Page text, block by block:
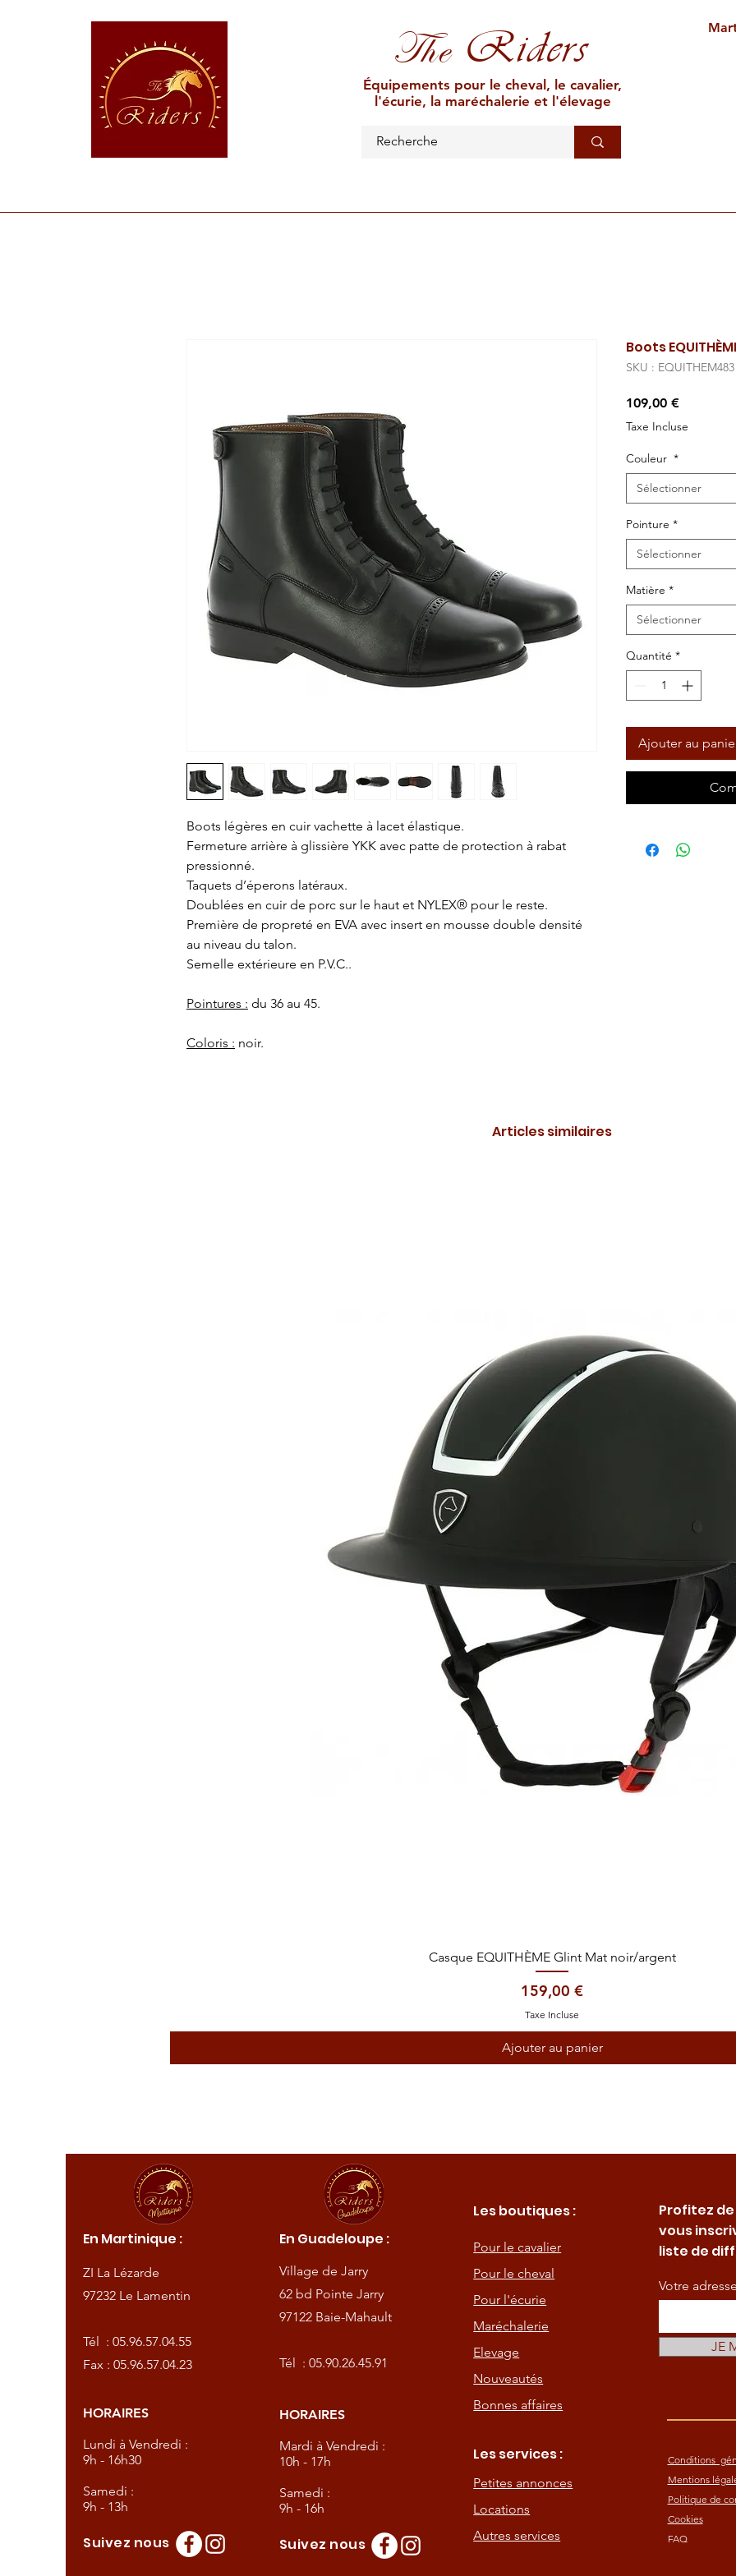
TheRiders
Équipements pour le cheval, le cavalier,
l'écurie, la maréchalerie et l'élevage
Boots légères en cuir vachette à lacet élastique.
Fermeture arrière à glissière YKK avec patte de protection à rabat
pressionné.
Taquets d’éperons latéraux.
Doublées en cuir de porc sur le haut et NYLEX® pour le reste.
Première de propreté en EVA avec insert en mousse double densité
au niveau du talon.
Semelle extérieure en P.V.C..
Pointures : du 36 au 45.
Coloris : noir.
Boots
SKU : EQUITHEM483
109,00 €Prix
Taxe Incluse
Couleur *
Sélectionner
Pointure *
Sélectionner
Matière *
Sélectionner
Quantité *
Ajouter au
Articles similaires
Aperçu rapide
Casque EQUITHÈME Glint Mat noir/argent
Prix
159,00 €
Taxe Incluse
Ajouter au panier
En Martinique :
ZI La Lézarde
97232 Le Lamentin
Tél :05.96.57.04.55
Fax : 05.96.57.04.23
HORAIRES
Lundi à Vendredi :
9h - 16h30
Samedi :
9h - 13h
Suivez nous
En Guadeloupe :
Village de Jarry
62 bd Pointe Jarry
97122 Baie-Mahault
Tél : 05.90.26.45.91
HORAIRES
Mardi à Vendredi :
10h - 17h
Samedi :
9h - 16h
Suivez nous
Les boutiques :
Pour le cavalier
Pour le cheval
Pour l'écurie
Maréchalerie
Elevage
Nouveautés
Bonnes affaires
Les services :
Petites annonces
Locations
Autres services
Profitez
vous
liste de
Votre
JE
Conditions
Mentions
Politique de
Cookies
FAQ